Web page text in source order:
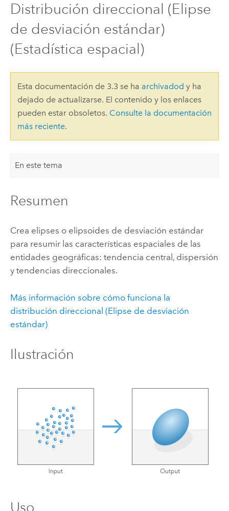
Distribución direccional (Elipse
de desviación estándar)
(Estadística espacial)
Esta documentación de 3.3 se ha archivadod y ha
dejado de actualizarse. El contenido y los enlaces
pueden estar obsoletos. Consulte la documentación
más reciente.
En este tema
Resumen
Crea elipses o elipsoides de desviación estándar
para resumir las características espaciales de las
entidades geográficas: tendencia central, dispersión
y tendencias direccionales.
Más información sobre cómo funciona la
distribución direccional (Elipse de desviación
estándar)
Ilustración
Uso